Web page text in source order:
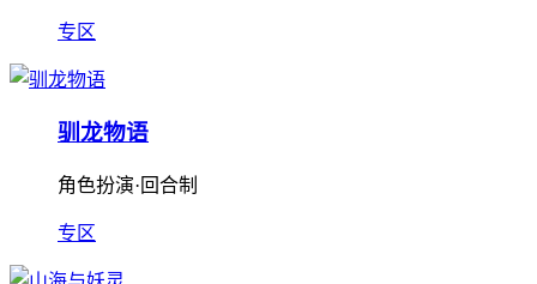
专区
驯龙物语
角色扮演·回合制
专区